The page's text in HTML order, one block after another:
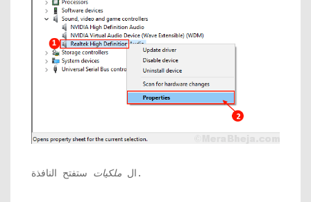
ال ملكيات ستفتح النافذة.